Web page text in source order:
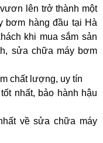
lên trở thành một
bơm hàng đầu tại Hà
khi mua sắm sản
sửa chữa máy bơm
chất lượng, uy tín
nhất, bảo hành hậu
về sửa chữa máy